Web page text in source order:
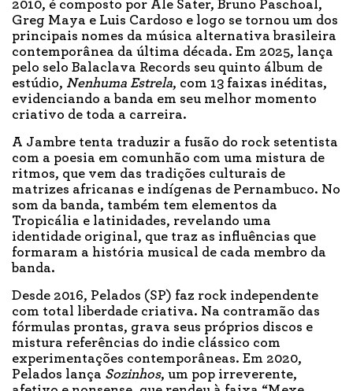
2010, é composto por Ale Sater, Bruno Paschoal,
Greg Maya e Luis Cardoso e logo se tornou um dos
principais nomes da música alternativa brasileira
contemporânea da última década. Em 2025, lança
pelo selo Balaclava Records seu quinto álbum de
estúdio, Nenhuma Estrela, com 13 faixas inéditas,
evidenciando a banda em seu melhor momento
criativo de toda a carreira.
A Jambre tenta traduzir a fusão do rock setentista
com a poesia em comunhão com uma mistura de
ritmos, que vem das tradições culturais de
matrizes africanas e indígenas de Pernambuco. No
som da banda, também tem elementos da
Tropicália e latinidades, revelando uma
identidade original, que traz as influências que
formaram a história musical de cada membro da
banda.
Desde 2016, Pelados (SP) faz rock independente
com total liberdade criativa. Na contramão das
fórmulas prontas, grava seus próprios discos e
mistura referências do indie clássico com
experimentações contemporâneas. Em 2020,
Pelados lança Sozinhos, um pop irreverente,